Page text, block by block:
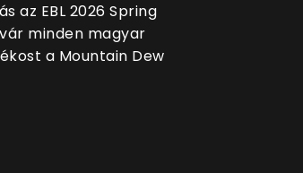
az EBL 2026 Spring
minden magyar
a Mountain Dew